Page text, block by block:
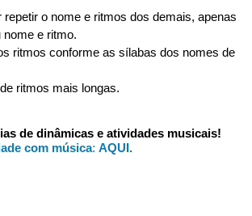
repetir o nome e ritmos dos demais, apenas
nome e ritmo.
ritmos conforme as sílabas dos nomes de
ritmos mais longas.
de dinâmicas e atividades musicais!
com música: AQUI.